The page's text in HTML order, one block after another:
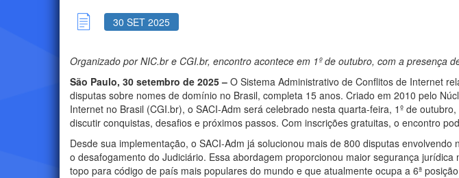
30 SET 2025
Organizado por NIC.br e CGI.br, encontro acontece em 1º de outubro, com a presença
São Paulo, 30 setembro de 2025 – O Sistema Administrativo de Conflitos de Internet
disputas sobre nomes de domínio no Brasil, completa 15 anos. Criado em 2010 pelo
Internet no Brasil (CGI.br), o SACI-Adm será celebrado nesta quarta-feira, 1º de
discutir conquistas, desafios e próximos passos. Com inscrições gratuitas, o encontro
Desde sua implementação, o SACI-Adm já solucionou mais de 800 disputas
o desafogamento do Judiciário. Essa abordagem proporcionou maior segurança
topo para código de país mais populares do mundo e que atualmente ocupa a 6ª